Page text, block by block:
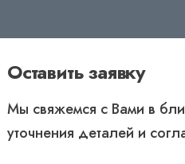
Оставить заявку
Мы свяжемся с Вами в
уточнения деталей и